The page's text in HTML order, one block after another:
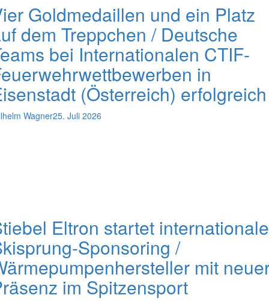
Goldmedaillen und ein Platz
dem Treppchen / Deutsche
bei Internationalen CTIF-
in
(Österreich) erfolgreich
Wagner25. Juli 2026
Eltron startet
Sponsoring /
mit
im Spitzensport